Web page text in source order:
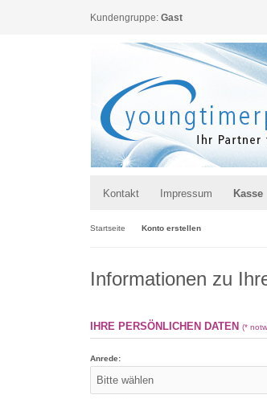
Kundengruppe: Gast
Kontakt Impressum Kasse
Startseite Konto erstellen
Informationen zu
IHRE PERSÖNLICHEN DATEN (*
Anrede: